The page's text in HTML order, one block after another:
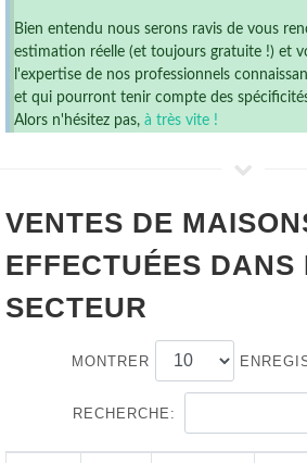
Bien entendu nous serons ravis de vous
estimation réelle (et toujours gratuite !) et
l'expertise de nos professionnels
et qui pourront tenir compte des
Alors n'hésitez pas, à très vite !
VENTES DE
EFFECTUÉES DANS
SECTEUR
MONTRER
RECHERCHE: